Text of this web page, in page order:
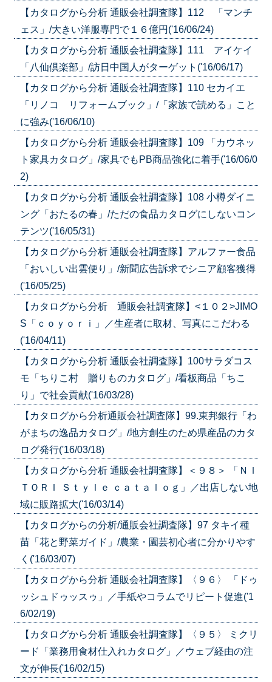
【カタログから分析 通販会社調査隊】112 「マンチ
ェス」/大きい洋服専門で１６億円('16/06/24)
【カタログから分析 通販会社調査隊】111 アイケイ
「八仙倶楽部」/訪日中国人がターゲット('16/06/17)
【カタログから分析 通販会社調査隊】110 セカイエ
「リノコ リフォームブック」/「家族で読める」こと
に強み('16/06/10)
【カタログから分析 通販会社調査隊】109 「カウネッ
ト家具カタログ」/家具でもPB商品強化に着手('16/06/0
2)
【カタログから分析 通販会社調査隊】108 小樽ダイニ
ング「おたるの春」/ただの食品カタログにしないコン
テンツ('16/05/31)
【カタログから分析 通販会社調査隊】アルファー食品
「おいしい出雲便り」/新聞広告訴求でシニア顧客獲得
('16/05/25)
【カタログから分析 通販会社調査隊】<１０２>JIMO
S「ｃｏｙｏｒｉ」／生産者に取材、写真にこだわる
('16/04/11)
【カタログから分析 通販会社調査隊】100サラダコス
モ「ちりこ村 贈りものカタログ」/看板商品「ちこ
り」で社会貢献('16/03/28)
【カタログから分析通販会社調査隊】99.東邦銀行「わ
がまちの逸品カタログ」/地方創生のため県産品のカタ
ログ発行('16/03/18)
【カタログから分析 通販会社調査隊】＜９８＞ 「ＮＩ
ＴＯＲＩ Ｓｔｙｌｅ ｃａｔａｌｏｇ」／出店しない地
域に販路拡大('16/03/14)
【カタログからの分析/通販会社調査隊】97 タキイ種
苗「花と野菜ガイド」/農業・園芸初心者に分かりやす
く('16/03/07)
【カタログから分析 通販会社調査隊】〈９６〉 「ドゥ
ッシュドゥッスゥ」／手紙やコラムでリピート促進('1
6/02/19)
【カタログから分析 通販会社調査隊】〈９５〉 ミクリ
ード「業務用食材仕入れカタログ」／ウェブ経由の注
文が伸長('16/02/15)